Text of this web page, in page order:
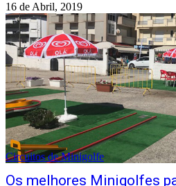
16 de Abril, 2019
Circuitos de Minigolfe
Os melhores Minigolfes